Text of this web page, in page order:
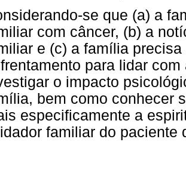
se que (a) a
com câncer, (b) a
e (c) a família
para lidar
o impacto
bem como conhecer
especificamente a
familiar do paciente